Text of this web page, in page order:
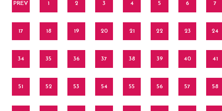
PREV 1 2 3 4 5 6 7
17 18 19 20 21 22 23 24
34 35 36 37 38 39 40 41
51 52 53 54 55 56 57 58